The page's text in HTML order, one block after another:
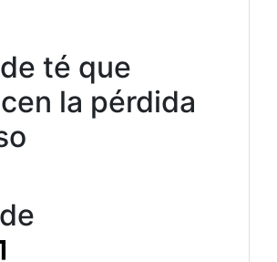
té que
la pérdida